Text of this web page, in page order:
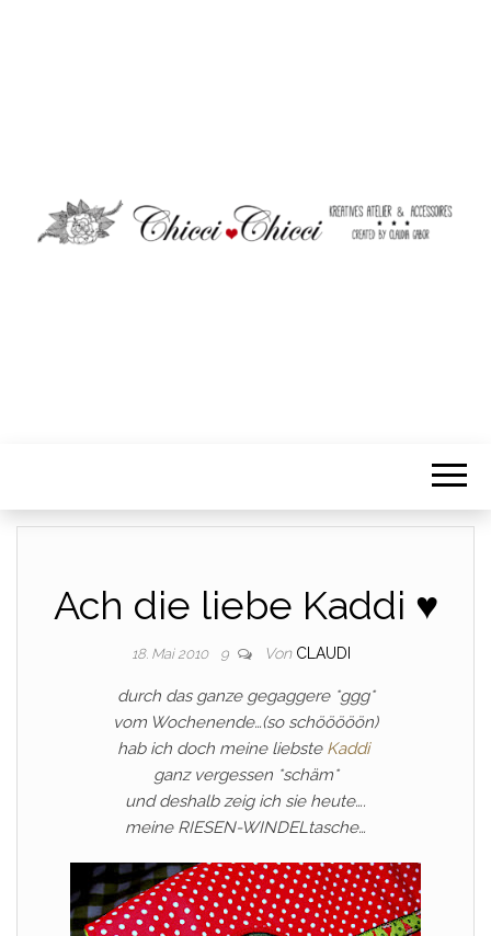
Ach die liebe Kaddi ♥
18. Mai 2010 9 Von CLAUDI
durch das ganze gegaggere *ggg*
vom Wochenende…(so schööööön)
hab ich doch meine liebste Kaddi
ganz vergessen *schäm*
und deshalb zeig ich sie heute….
meine RIESEN-WINDELtasche…